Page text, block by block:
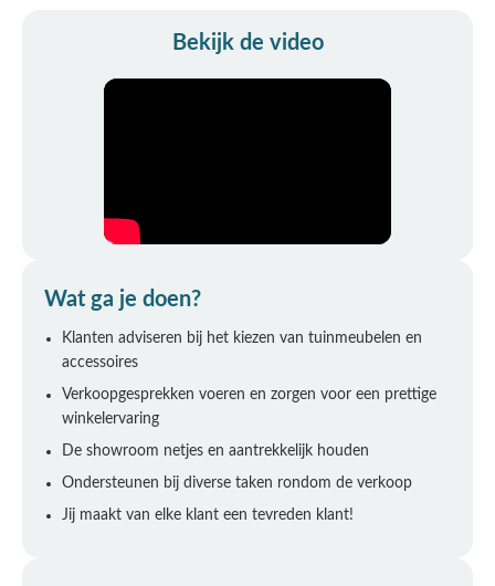
Wat ga je doen?
Klanten adviseren bij het kiezen van tuinmeubelen en
accessoires
Verkoopgesprekken voeren en zorgen voor een prettige
winkelervaring
De showroom netjes en aantrekkelijk houden
Ondersteunen bij diverse taken rondom de verkoop
Jij maakt van elke klant een tevreden klant!
Bekijk de video